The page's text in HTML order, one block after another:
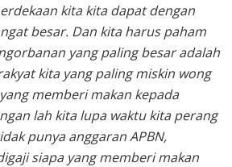
kita kita dapat dengan
besar. Dan kita harus paham
yang paling besar adalah
kita yang paling miskin wong
memberi makan kepada
lah kita lupa waktu kita perang
punya anggaran APBN,
siapa yang memberi makan